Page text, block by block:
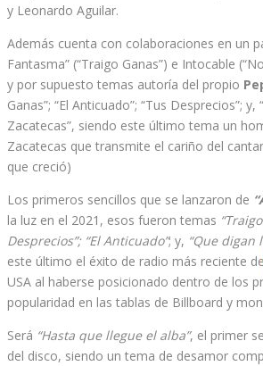
y Leonardo Aguilar.
Además cuenta con colaboraciones en un
Fantasma” (“Traigo Ganas”) e Intocable
y por supuesto temas autoría del propio
Ganas”; “El Anticuado”; “Tus Desprecios”; y,
Zacatecas”, siendo este último tema un
Zacatecas que transmite el cariño del
que creció)
Los primeros sencillos que se lanzaron de
la luz en el 2021, esos fueron temas
Desprecios”; “El Anticuado”; y, “Que digan
este último el éxito de radio más reciente de
USA al haberse posicionado dentro de los
popularidad en las tablas de Billboard y
Será “Hasta que llegue el alba”, el primer
del disco, siendo un tema de desamor